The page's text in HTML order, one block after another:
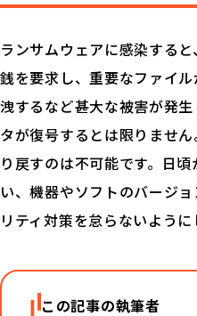
ランサムウェアに感染する
銭を要求し、重要なファイ
洩するなど甚大な被害が発
タが復号するとは限りませ
り戻すのは不可能です。日
い、機器やソフトのバージ
リティ対策を怠らないように
この記事の執筆者